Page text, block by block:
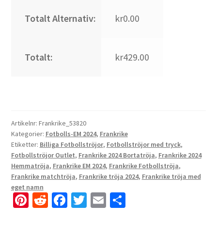
Totalt Alternativ: kr0.00
Totalt: kr429.00
Artikelnr: Frankrike_53820
Kategorier: Fotbolls-EM 2024, Frankrike
Etiketter: Billiga Fotbollströjor, Fotbollströjor med tryck,
Fotbollströjor Outlet, Frankrike 2024 Bortatröja, Frankrike 2024
Hemmatröja, Frankrike EM 2024, Frankrike Fotbollströja,
Frankrike matchtröja, Frankrike tröja 2024, Frankrike tröja med
eget namn
Pi R Fa T E D